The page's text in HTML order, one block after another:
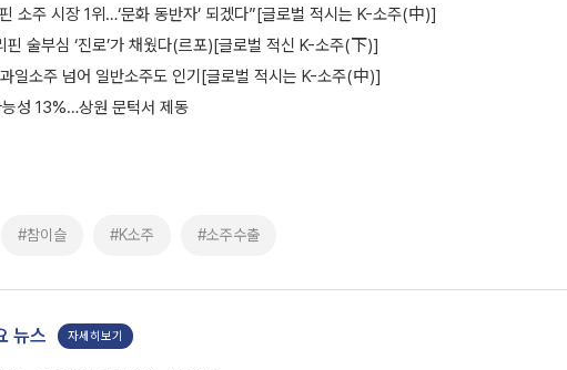
소주 시장 1위…‘문화 동반자’ 되겠다”[글로벌 적시는 K-소주(中)]
핀 술부심 ‘진로’가 채웠다(르포)[글로벌 적신 K-소주(下)]
일소주 넘어 일반소주도 인기[글로벌 적시는 K-소주(中)]
성 13%…상원 문턱서 제동
#참이슬 #K소주 #소주수출
뉴스 자세히보기